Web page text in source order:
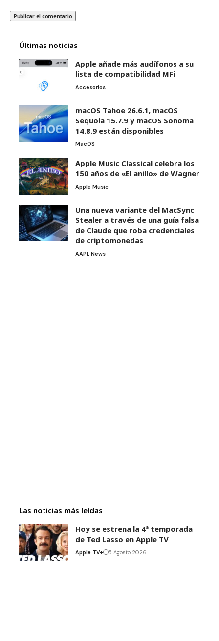
Últimas noticias
Apple añade más audífonos a su
lista de compatibilidad MFi
Accesorios
macOS Tahoe 26.6.1, macOS
Sequoia 15.7.9 y macOS Sonoma
14.8.9 están disponibles
MacOS
Apple Music Classical celebra los
150 años de «El anillo» de Wagner
Apple Music
Una nueva variante del MacSync
Stealer a través de una guía falsa
de Claude que roba credenciales
de criptomonedas
AAPL News
Las noticias más leídas
Hoy se estrena la 4ª temporada
de Ted Lasso en Apple TV
Apple TV+ 5 Agosto 2026